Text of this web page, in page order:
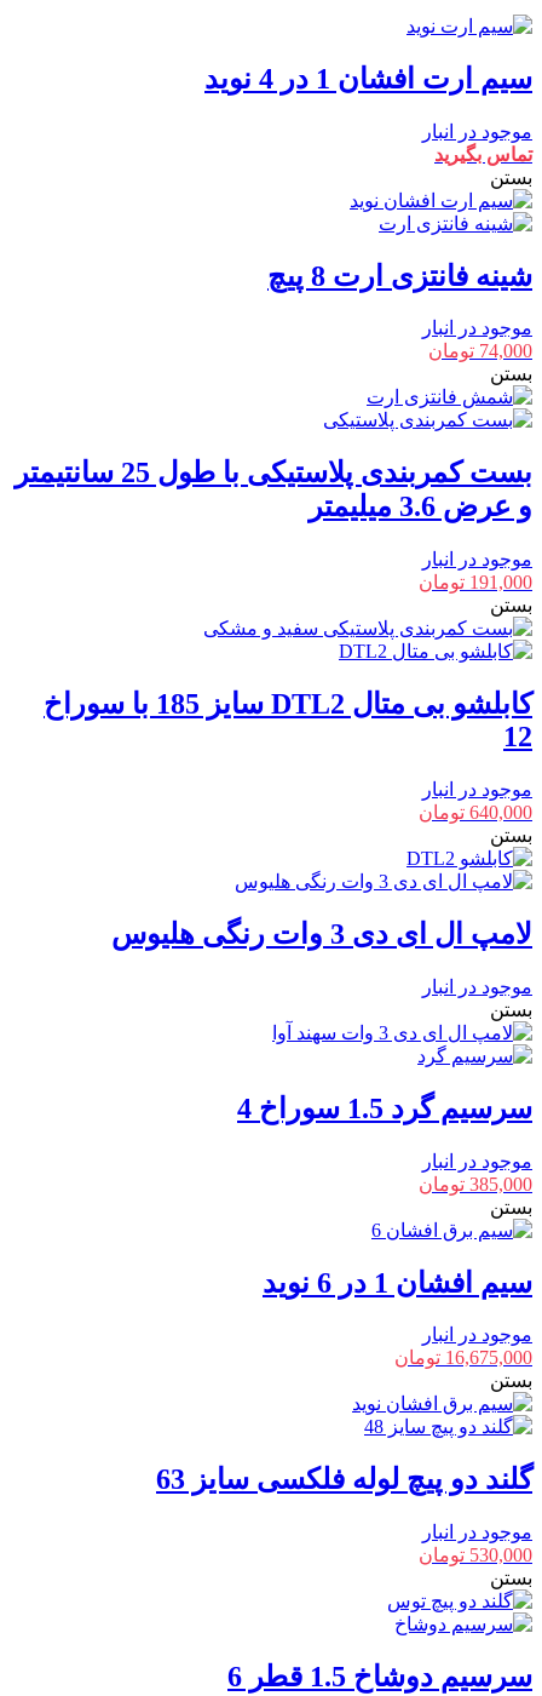
سیم ارت افشان 1 در 4 نوید
موجود در انبار
تماس بگیرید
بستن
شینه فانتزی ارت 8 پیچ
موجود در انبار
74,000 تومان
بستن
بست کمربندی پلاستیکی با طول 25 سانتیمتر
و عرض 3.6 میلیمتر
موجود در انبار
191,000 تومان
بستن
کابلشو بی متال DTL2 سایز 185 با سوراخ
12
موجود در انبار
640,000 تومان
بستن
لامپ ال ای دی 3 وات رنگی هلیوس
موجود در انبار
بستن
سرسیم گرد 1.5 سوراخ 4
موجود در انبار
385,000 تومان
بستن
سیم افشان 1 در 6 نوید
موجود در انبار
16,675,000 تومان
بستن
گلند دو پیچ لوله فلکسی سایز 63
موجود در انبار
530,000 تومان
بستن
سرسیم دوشاخ 1.5 قطر 6